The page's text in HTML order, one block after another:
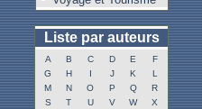
Liste par auteurs
A B C D E
F
G
H I J K
L
M
N O P Q
R
S
T U V W
X